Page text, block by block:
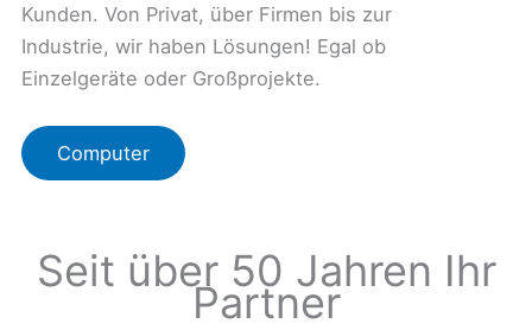
Kunden. Von Privat, über Firmen bis zur
Industrie, wir haben Lösungen! Egal ob
Einzelgeräte oder Großprojekte.
Computer
Seit über 50 Jahren Ihr
Partner